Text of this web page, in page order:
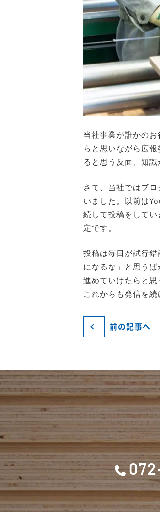
当社事業が誰かの
らと思いながら広
ると思う反面、知
さて、当社ではブ
いました。以前は
続して投稿をして
定です。
投稿は毎日が試行
になるな」と思う
進めていけたらと思
これからも発信を続
前の記事へ